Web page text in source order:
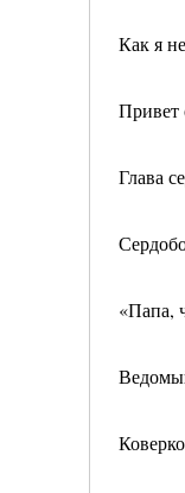
Как я
Привет
Глава
«Папа,